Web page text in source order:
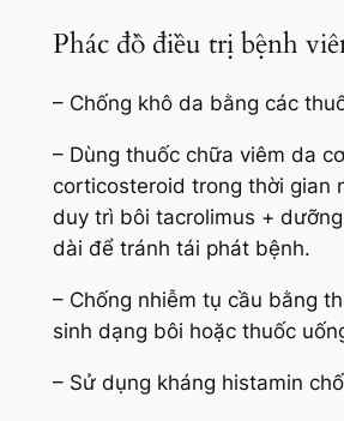
Phác đồ điều trị bệnh
– Chống khô da bằng các
– Dùng thuốc chữa viêm da
corticosteroid trong thời gian
duy trì bôi tacrolimus +
dài để tránh tái phát bệnh.
– Chống nhiễm tụ cầu bằng
sinh dạng bôi hoặc thuốc
– Sử dụng kháng histamin